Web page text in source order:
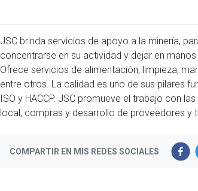
JSC brinda servicios de apoyo a la minería,
concentrarse en su actividad y dejar en
Ofrece servicios de alimentación, limpieza,
entre otros. La calidad es uno de sus pilares
ISO y HACCP. JSC promueve el trabajo con
local, compras y desarrollo de proveedores y
COMPARTIR EN MIS REDES SOCIALES